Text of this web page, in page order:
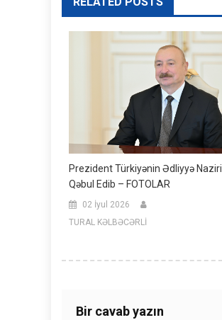
Prezident Türkiyənin Ədliyyə
Qəbul Edib – FOTOLAR
02 İyul 2026
TURAL KƏLBƏCƏRLİ
Bir cavab yazın